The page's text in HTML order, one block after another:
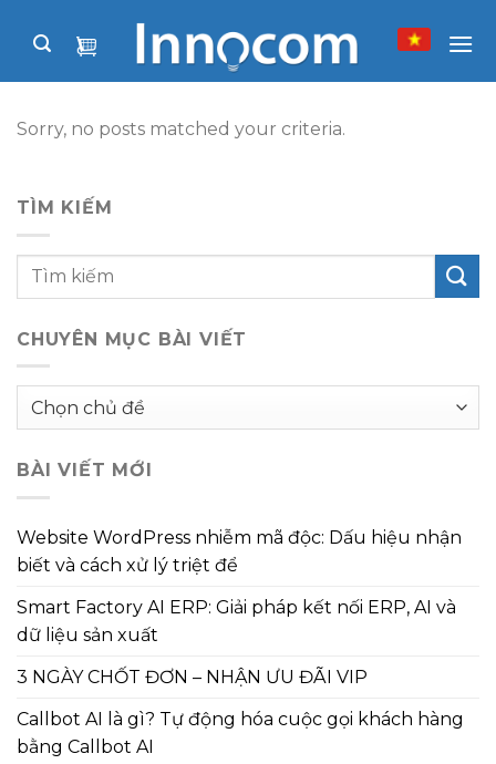
Sorry, no posts matched your criteria.
TÌM KIẾM
CHUYÊN MỤC BÀI VIẾT
Chuyên
viết
BÀI VIẾT MỚI
Website WordPress nhiễm mã độc: Dấu hiệu nhận
biết và cách xử lý triệt để
Smart Factory AI ERP: Giải pháp kết nối ERP, AI và
dữ liệu sản xuất
3 NGÀY CHỐT ĐƠN – NHẬN ƯU ĐÃI VIP
Callbot AI là gì? Tự động hóa cuộc gọi khách hàng
bằng Callbot AI